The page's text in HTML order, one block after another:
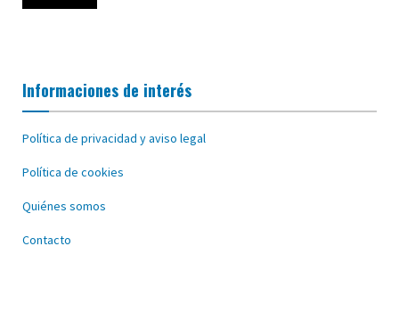
Informaciones de interés
Política de privacidad y aviso legal
Política de cookies
Quiénes somos
Contacto